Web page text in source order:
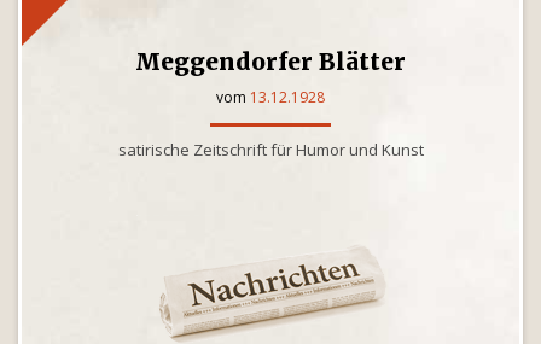
Meggendorfer Blätter
vom 13.12.1928
satirische Zeitschrift für Humor und Kunst